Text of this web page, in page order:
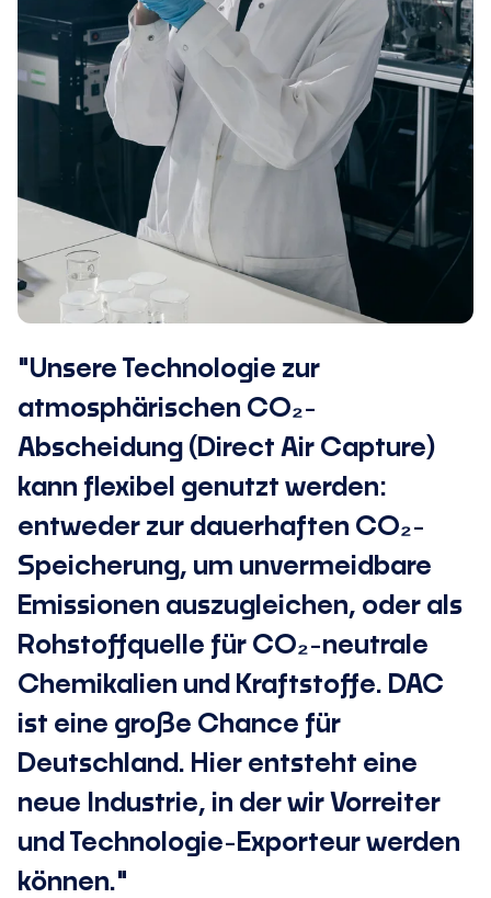
"Unsere Technologie zur
atmosphärischen CO₂-
Abscheidung (Direct Air Capture)
kann flexibel genutzt werden:
entweder zur dauerhaften CO₂-
Speicherung, um unvermeidbare
Emissionen auszugleichen, oder als
Rohstoffquelle für CO₂-neutrale
Chemikalien und Kraftstoffe. DAC
ist eine große Chance für
Deutschland. Hier entsteht eine
neue Industrie, in der wir Vorreiter
und Technologie-Exporteur werden
können."